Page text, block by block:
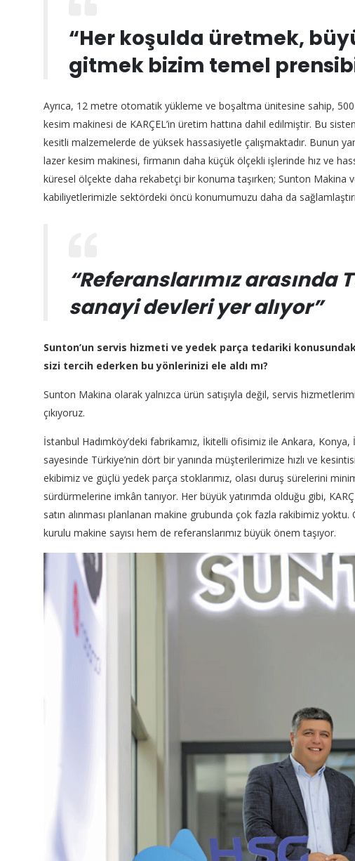
“Her koşulda üretmek,
gitmek bizim temel
Ayrıca, 12 metre otomatik yükleme ve boşaltma ünitesine sahip,
kesim makinesi de KARÇEL’in üretim hattına dahil edilmiştir. Bu
kesitli malzemelerde de yüksek hassasiyetle çalışmaktadır. Bunun
lazer kesim makinesi, firmanın daha küçük ölçekli işlerinde hız ve
küresel ölçekte daha rekabetçi bir konuma taşırken; Sunton Makina
kabiliyetlerimizle sektördeki öncü konumumuzu daha da
“Referanslarımız arasında
sanayi devleri yer alıyor”
Sunton’un servis hizmeti ve yedek parça tedariki
sizi tercih ederken bu yönlerinizi ele aldı mı?
Sunton Makina olarak yalnızca ürün satışıyla değil, servis
çıkıyoruz.
İstanbul Hadımköy’deki fabrikamız, İkitelli ofisimiz ile Ankara,
sayesinde Türkiye’nin dört bir yanında müşterilerimize hızlı ve
ekibimiz ve güçlü yedek parça stoklarımız, olası duruş sürelerini
sürdürmelerine imkân tanıyor. Her büyük yatırımda olduğu gibi,
satın alınması planlanan makine grubunda çok fazla rakibimiz
kurulu makine sayısı hem de referanslarımız büyük önem taşıyor.